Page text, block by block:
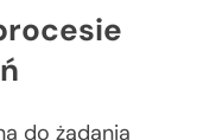
do żądania